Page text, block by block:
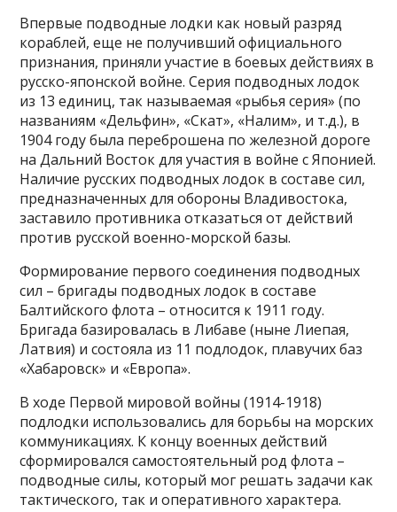
Впервые подводные лодки как новый разряд
кораблей, еще не получивший официального
признания, приняли участие в боевых действиях в
русско-японской войне. Серия подводных лодок
из 13 единиц, так называемая «рыбья серия» (по
названиям «Дельфин», «Скат», «Налим», и т.д.), в
1904 году была переброшена по железной дороге
на Дальний Восток для участия в войне с Японией.
Наличие русских подводных лодок в составе сил,
предназначенных для обороны Владивостока,
заставило противника отказаться от действий
против русской военно-морской базы.
Формирование первого соединения подводных
сил – бригады подводных лодок в составе
Балтийского флота – относится к 1911 году.
Бригада базировалась в Либаве (ныне Лиепая,
Латвия) и состояла из 11 подлодок, плавучих баз
«Хабаровск» и «Европа».
В ходе Первой мировой войны (1914-1918)
подлодки использовались для борьбы на морских
коммуникациях. К концу военных действий
сформировался самостоятельный род флота –
подводные силы, который мог решать задачи как
тактического, так и оперативного характера.